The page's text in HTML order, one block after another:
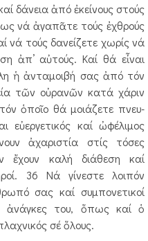
δάνεια ἀπό ἐκείνους στούς
νά ἀγαπᾶτε τούς ἐχθρούς
νά τούς δανείζετε χωρίς νά
ἀπ’ αὐτούς. Καί θά εἶναι
ἡ ἀνταμοιβή σας ἀπό τόν
τῶν οὐρανῶν κατά χάριν
ὁποῖο θά μοιάζε­τε πνευ­­­­
εὐεργετικός καί ὠφέ­λι­­μος
ἀχαριστία στίς τό­σες
ἔχουν καλή διάθεση καί
36 Νά γίνεστε λοιπόν
σας καί συμπονετικοί
ἀνάγκες του, ὅπως καί ὁ
σέ ὅλους.